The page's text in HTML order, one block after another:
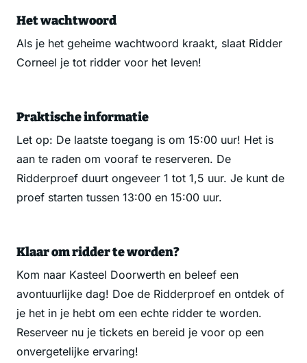
Het wachtwoord
Als je het geheime wachtwoord kraakt, slaat Ridder
Corneel je tot ridder voor het leven!
Praktische informatie
Let op: De laatste toegang is om 15:00 uur! Het is
aan te raden om vooraf te reserveren. De
Ridderproef duurt ongeveer 1 tot 1,5 uur. Je kunt de
proef starten tussen 13:00 en 15:00 uur.
Klaar om ridder te worden?
Kom naar Kasteel Doorwerth en beleef een
avontuurlijke dag! Doe de Ridderproef en ontdek of
je het in je hebt om een echte ridder te worden.
Reserveer nu je tickets en bereid je voor op een
onvergetelijke ervaring!